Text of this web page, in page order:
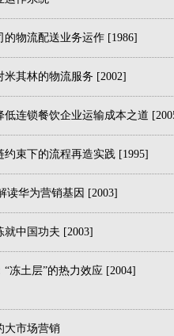
的物流配送业务运作 [1986]
米其林的物流服务 [2002]
低连锁餐饮企业运输成本之道
约束下的流程再造实践 [1995]
读华为营销基因 [2003]
就中国功夫 [2003]
“冻土层”的热力效应 [2004]
大市场营销